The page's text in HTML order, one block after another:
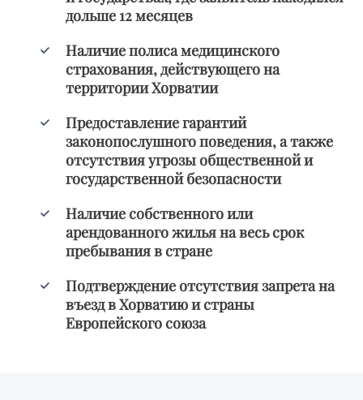
дольше 12 месяцев
Наличие полиса медицинского
страхования, действующего на
территории Хорватии
Предоставление гарантий
законопослушного поведения, а также
отсутствия угрозы общественной и
государственной безопасности
Наличие собственного или
арендованного жилья на весь срок
пребывания в стране
Подтверждение отсутствия запрета на
въезд в Хорватию и страны
Европейского союза